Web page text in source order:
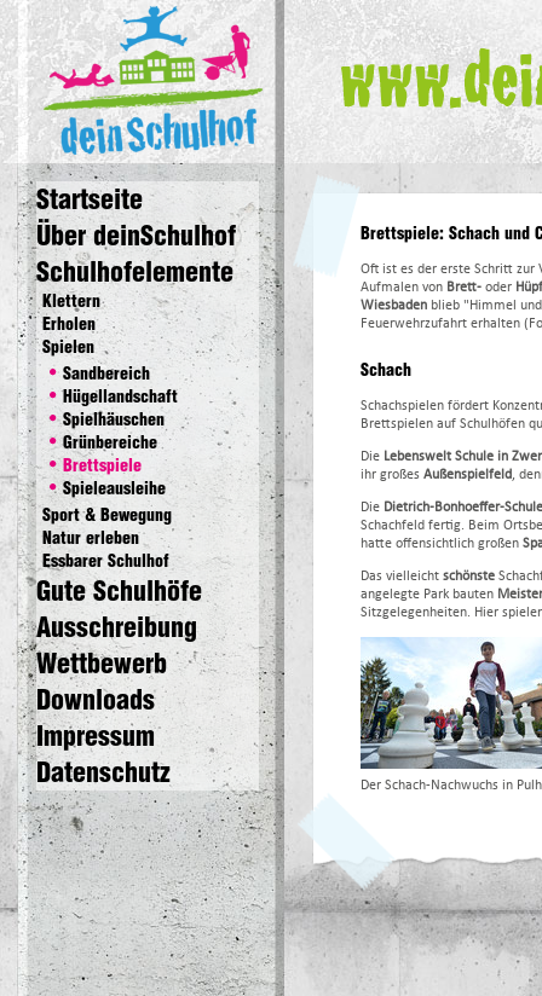
deinSchulhof
Startseite
Über deinSchulhof
Schulhofelemente
Klettern
Erholen
Spielen
Sandbereich
Hügellandschaft
Spielhäuschen
Grünbereiche
Brettspiele
Spieleausleihe
Sport & Bewegung
Natur erleben
Essbarer Schulhof
Gute Schulhöfe
Ausschreibung
Wettbewerb
Downloads
Impressum
Datenschutz
Brettspiele: Schach und
Oft ist es der erste Schritt zur
Aufmalen von Brett- oder
Wiesbaden blieb "Himmel
Feuerwehrzufahrt erhalten
Schach
Schachspielen fördert
Brettspielen auf Schulhöfen
Die Lebenswelt Schule in
ihr großes Außenspielfeld,
Die Dietrich-Bonhoeffer-
Schachfeld fertig. Beim
hatte offensichtlich großen
Das vielleicht schönste
angelegte Park bauten
Sitzgelegenheiten. Hier
Der Schach-Nachwuchs in